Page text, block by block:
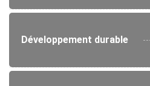
Développement durable